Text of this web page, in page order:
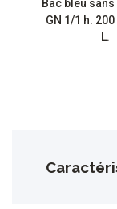
Bac bleu sans
GN 1/1 h.
L.